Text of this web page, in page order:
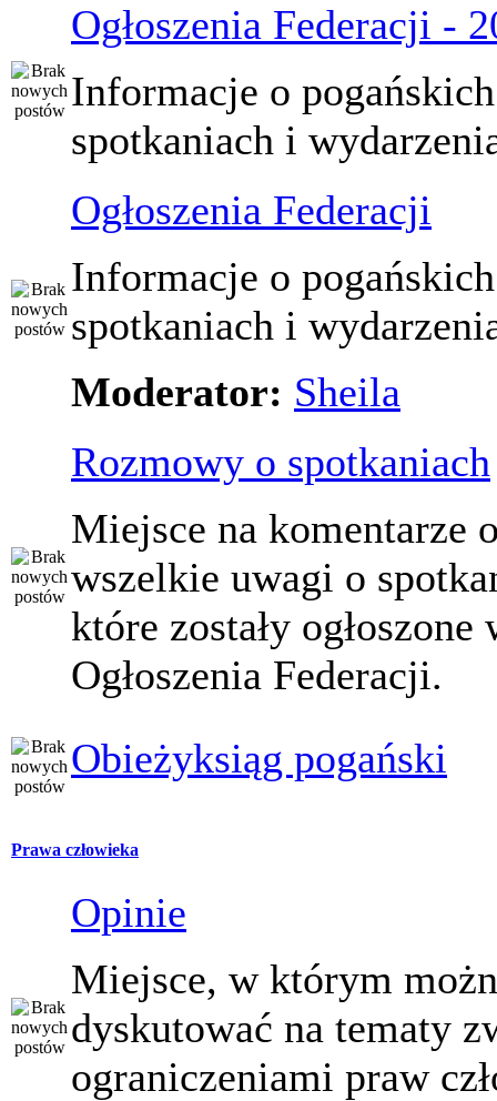
Ogłoszenia Federacji -
Informacje o pogańskich
spotkaniach i
Ogłoszenia Federacji
Informacje o pogańskich
spotkaniach i
Moderator: Sheila
Rozmowy o spotkaniach
Miejsce na komentarze
wszelkie uwagi o
które zostały ogłoszone
Ogłoszenia Federacji.
Obieżyksiąg pogański
Prawa człowieka
Opinie
Miejsce, w którym
dyskutować na tematy
ograniczeniami praw